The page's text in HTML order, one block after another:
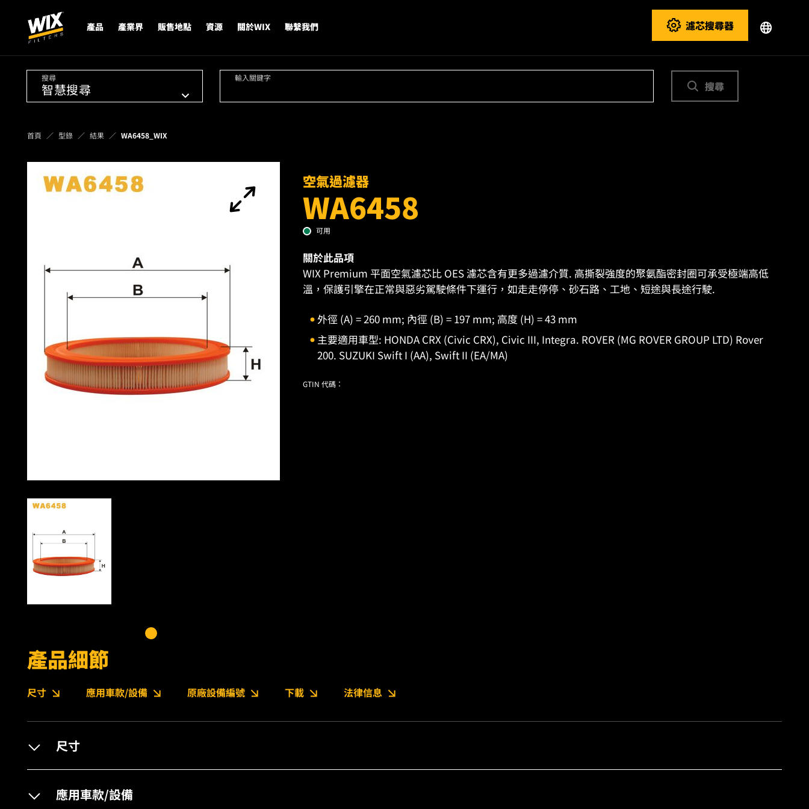
產品 產業界 販售地點 資源 關於WIX 聯繫我們 濾芯搜尋器
搜尋 輸入關鍵字
搜尋
首頁 型錄 結果 WA6458_WIX
空氣過濾器
WA6458
可用
關於此品項
WIX Premium 平面空氣濾芯比 OES 濾芯含有更多過濾介質. 高撕裂強度的聚氨酯密封圈可承受極端高低
溫，保護引擎在正常與惡劣駕駛條件下運行，如走走停停、砂石路、工地、短途與長途行駛.
外徑 (A) = 260 mm; 內徑 (B) = 197 mm; 高度 (H) = 43 mm
主要適用車型: HONDA CRX (Civic CRX), Civic III, Integra. ROVER (MG ROVER GROUP LTD) Rover
200. SUZUKI Swift I (AA), Swift II (EA/MA)
GTIN 代碼：
產品細節
尺寸 應用車款/設備 原廠設備編號 下載 法律信息
尺寸
應用車款/設備